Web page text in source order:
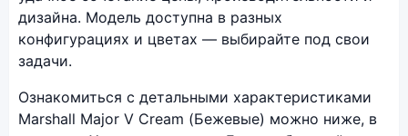
дизайна. Модель доступна в разных
конфигурациях и цветах — выбирайте под свои
задачи.
Ознакомиться с детальными характеристиками
Marshall Major V Cream (Бежевые) можно ниже, в